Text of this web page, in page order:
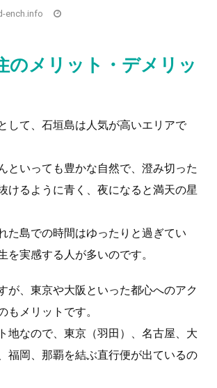
ench.info
のメリット・デメリッ
して、石垣島は人気が高いエリアで
といっても豊かな自然で、澄み切った
けるように青く、夜になると満天の星
た島での時間はゆったりと過ぎてい
を実感する人が多いのです。
が、東京や大阪といった都心へのアク
もメリットです。
地なので、東京（羽田）、名古屋、大
福岡、那覇を結ぶ直行便が出ているの